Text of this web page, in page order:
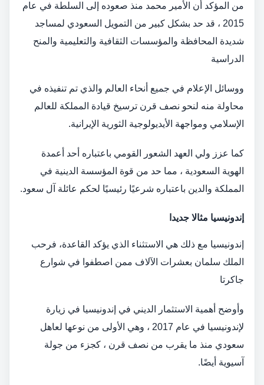
من المؤكد أن الأمير محمد منذ صعوده إلى السلطة في عام
2015 ، قد حد بشكل كبير من التمويل السعودي لمساجد
شديدة المحافظة والمؤسسات الثقافية والتعليمية والمنح
الدراسية
ووسائل الإعلام في جميع أنحاء العالم والذي تم تنفيذه في
محاولة منه لنحو نصف قرن ترسيخ قيادة المملكة للعالم
الإسلامي ومواجهة الأيديولوجية الثورية الإيرانية.
كما عزز ولي العهد الشعور القومي باعتباره أحد أعمدة
الهوية السعودية ، مما حد من قوة المؤسسة الدينية في
المملكة والدين باعتباره شرعيًا رئيسيًا لحكم عائلة آل سعود.
إندونيسيا مثالا جديدا
إندونيسيا مع ذلك هي الاستثناء الذي يؤكد القاعدة، فرحب
الملك سلمان بعشرات الآلاف ممن اصطفوا في شوارع
جاكرتا
وأوضح أهمية الاستثمار الديني في إندونيسيا في زيارة
لإندونيسيا في عام 2017 ، وهي الأولى من نوعها لعاهل
سعودي منذ ما يقرب من نصف قرن ، كجزء من جولة
آسيوية أيضًا.